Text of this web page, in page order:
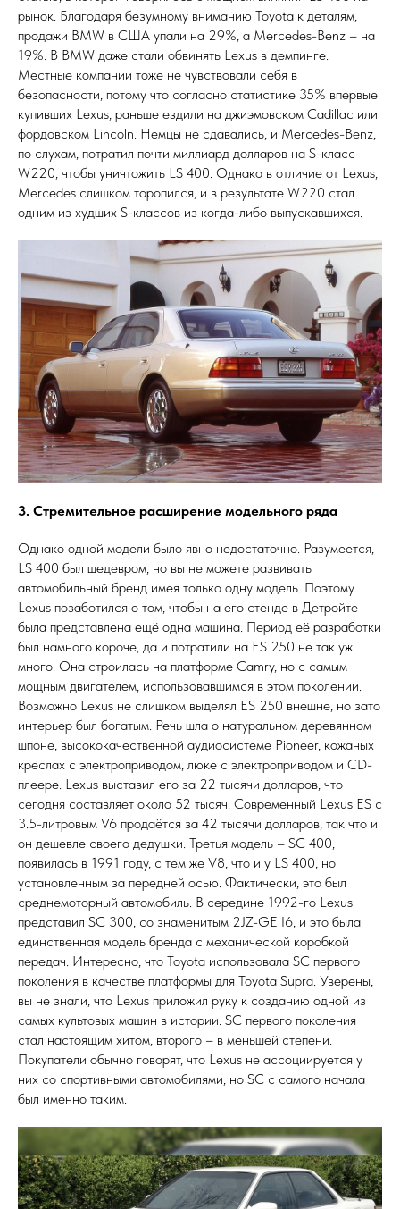
рынок. Благодаря безумному вниманию Toyota к деталям,
продажи BMW в США упали на 29%, а Mercedes-Benz – на
19%. В BMW даже стали обвинять Lexus в демпинге.
Местные компании тоже не чувствовали себя в
безопасности, потому что согласно статистике 35% впервые
купивших Lexus, раньше ездили на джиэмовском Cadillac или
фордовском Lincoln. Немцы не сдавались, и Mercedes-Benz,
по слухам, потратил почти миллиард долларов на S-класс
W220, чтобы уничтожить LS 400. Однако в отличие от Lexus,
Mercedes слишком торопился, и в результате W220 стал
одним из худших S-классов из когда-либо выпускавшихся.
3. Стремительное расширение модельного ряда
Однако одной модели было явно недостаточно. Разумеется,
LS 400 был шедевром, но вы не можете развивать
автомобильный бренд имея только одну модель. Поэтому
Lexus позаботился о том, чтобы на его стенде в Детройте
была представлена ещё одна машина. Период её разработки
был намного короче, да и потратили на ES 250 не так уж
много. Она строилась на платформе Camry, но с самым
мощным двигателем, использовавшимся в этом поколении.
Возможно Lexus не слишком выделял ES 250 внешне, но зато
интерьер был богатым. Речь шла о натуральном деревянном
шпоне, высококачественной аудиосистеме Pioneer, кожаных
креслах с электроприводом, люке с электроприводом и CD-
плеере. Lexus выставил его за 22 тысячи долларов, что
сегодня составляет около 52 тысяч. Современный Lexus ES с
3.5-литровым V6 продаётся за 42 тысячи долларов, так что и
он дешевле своего дедушки. Третья модель – SC 400,
появилась в 1991 году, с тем же V8, что и у LS 400, но
установленным за передней осью. Фактически, это был
среднемоторный автомобиль. В середине 1992-го Lexus
представил SC 300, со знаменитым 2JZ-GE I6, и это была
единственная модель бренда с механической коробкой
передач. Интересно, что Toyota использовала SC первого
поколения в качестве платформы для Toyota Supra. Уверены,
вы не знали, что Lexus приложил руку к созданию одной из
самых культовых машин в истории. SC первого поколения
стал настоящим хитом, второго – в меньшей степени.
Покупатели обычно говорят, что Lexus не ассоциируется у
них со спортивными автомобилями, но SC с самого начала
был именно таким.